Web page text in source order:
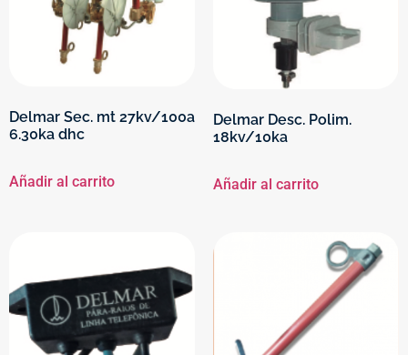
Delmar Sec. mt 27kv/100a
6.30ka dhc
Añadir al carrito
Delmar Desc. Polim.
18kv/10ka
Añadir al carrito